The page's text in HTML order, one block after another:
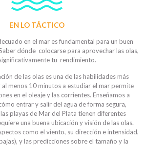
EN LO TÁCTICO
en el mar es fundamental para un buen
dónde colocarse para aprovechar las olas,
tu rendimiento.
de las olas es una de las habilidades más
menos 10 minutos a estudiar el mar permite
en el oleaje y las corrientes. Enseñamos a
entrar y salir del agua de forma segura,
playas de Mar del Plata tienen diferentes
una buena ubicación y visión de las olas.
como el viento, su dirección e intensidad,
y las predicciones sobre el tamaño y la